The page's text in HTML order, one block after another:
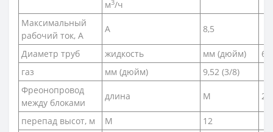
м3/ч
Максимальный
рабочий ток, А
А 8,5
Диаметр труб жидкость мм (дюйм)
газ
мм (дюйм)
9,52 (3/8)
Фреонопровод
между блоками
длина М 20
перепад высот, м М
12